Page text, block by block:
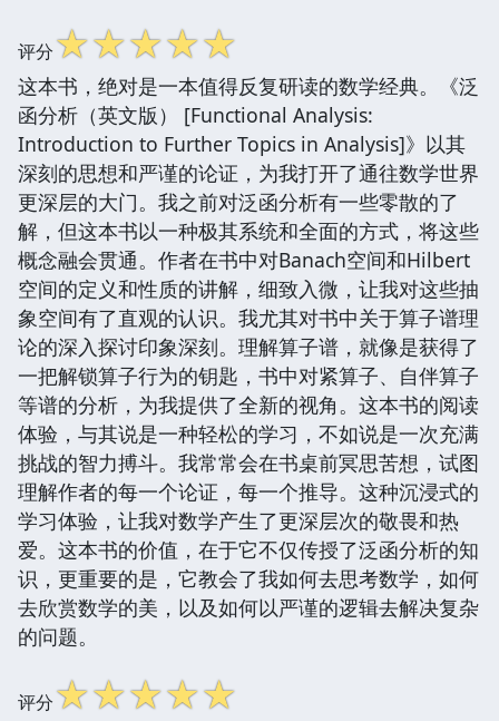
评分☆☆☆☆☆
这本书，绝对是一本值得反复研读的数学经典。《泛
函分析（英文版） [Functional Analysis:
Introduction to Further Topics in Analysis]》以其
深刻的思想和严谨的论证，为我打开了通往数学世界
更深层的大门。我之前对泛函分析有一些零散的了
解，但这本书以一种极其系统和全面的方式，将这些
概念融会贯通。作者在书中对Banach空间和Hilbert
空间的定义和性质的讲解，细致入微，让我对这些抽
象空间有了直观的认识。我尤其对书中关于算子谱理
论的深入探讨印象深刻。理解算子谱，就像是获得了
一把解锁算子行为的钥匙，书中对紧算子、自伴算子
等谱的分析，为我提供了全新的视角。这本书的阅读
体验，与其说是一种轻松的学习，不如说是一次充满
挑战的智力搏斗。我常常会在书桌前冥思苦想，试图
理解作者的每一个论证，每一个推导。这种沉浸式的
学习体验，让我对数学产生了更深层次的敬畏和热
爱。这本书的价值，在于它不仅传授了泛函分析的知
识，更重要的是，它教会了我如何去思考数学，如何
去欣赏数学的美，以及如何以严谨的逻辑去解决复杂
的问题。
评分☆☆☆☆☆